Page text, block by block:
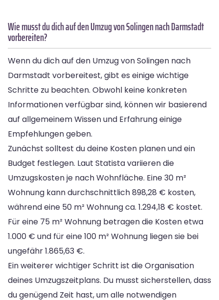
Wie musst du dich auf den Umzug von Solingen nach Darmstadt
vorbereiten?
Wenn du dich auf den Umzug von Solingen nach
Darmstadt vorbereitest, gibt es einige wichtige
Schritte zu beachten. Obwohl keine konkreten
Informationen verfügbar sind, können wir basierend
auf allgemeinem Wissen und Erfahrung einige
Empfehlungen geben.
Zunächst solltest du deine Kosten planen und ein
Budget festlegen. Laut Statista variieren die
Umzugskosten je nach Wohnfläche. Eine 30 m²
Wohnung kann durchschnittlich 898,28 € kosten,
während eine 50 m² Wohnung ca. 1.294,18 € kostet.
Für eine 75 m² Wohnung betragen die Kosten etwa
1.000 € und für eine 100 m² Wohnung liegen sie bei
ungefähr 1.865,63 €.
Ein weiterer wichtiger Schritt ist die Organisation
deines Umzugszeitplans. Du musst sicherstellen, dass
du genügend Zeit hast, um alle notwendigen